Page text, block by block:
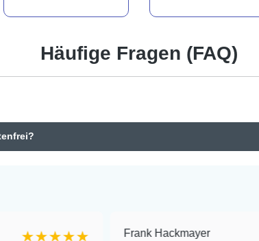
Häufige Fragen (FAQ)
Frank Hackmayer ★★★★